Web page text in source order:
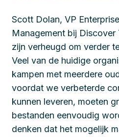
Scott Dolan, VP
Management bij
zijn verheugd om verder
Veel van de huidige
kampen met meerdere
voordat we verbeterde
kunnen leveren, moeten
bestanden eenvoudig
denken dat het mogelijk